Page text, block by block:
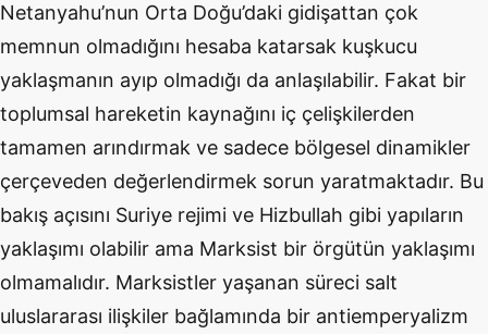
Netanyahu’nun Orta Doğu’daki gidişattan çok
memnun olmadığını hesaba katarsak kuşkucu
yaklaşmanın ayıp olmadığı da anlaşılabilir. Fakat bir
toplumsal hareketin kaynağını iç çelişkilerden
tamamen arındırmak ve sadece bölgesel dinamikler
çerçeveden değerlendirmek sorun yaratmaktadır. Bu
bakış açısını Suriye rejimi ve Hizbullah gibi yapıların
yaklaşımı olabilir ama Marksist bir örgütün yaklaşımı
olmamalıdır. Marksistler yaşanan süreci salt
uluslararası ilişkiler bağlamında bir antiemperyalizm